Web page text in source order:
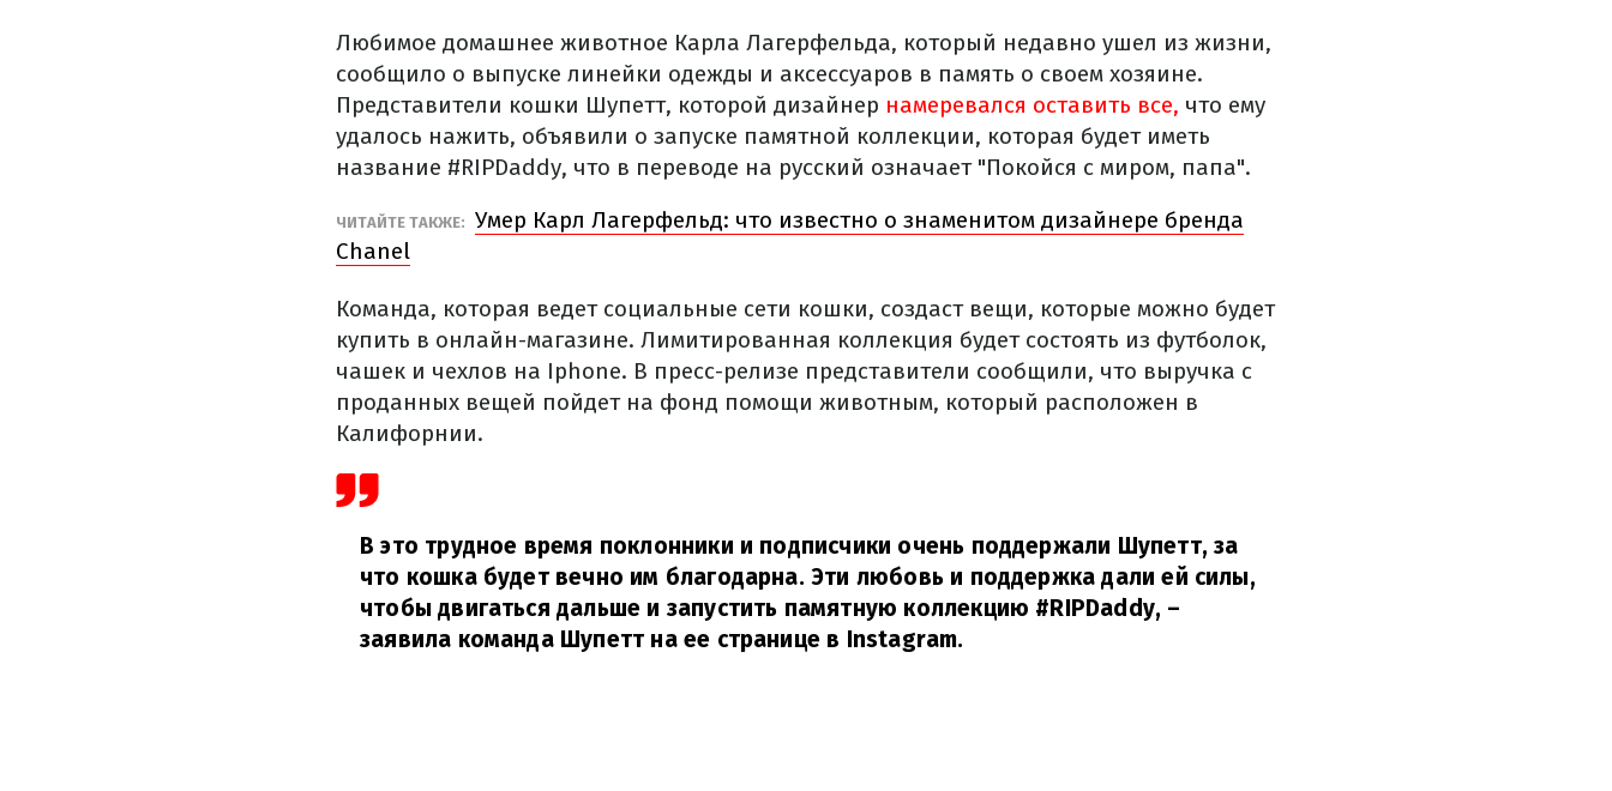
Любимое домашнее животное Карла Лагерфельда, который недавно ушел из жизни,
сообщило о выпуске линейки одежды и аксессуаров в память о своем хозяине.
Представители кошки Шупетт, которой дизайнер намеревался оставить все, что ему
удалось нажить, объявили о запуске памятной коллекции, которая будет иметь
название #RIPDaddy, что в переводе на русский означает "Покойся с миром, папа".
ЧИТАЙТЕ ТАКЖЕ: Умер Карл Лагерфельд: что известно о знаменитом дизайнере бренда
Chanel
Команда, которая ведет социальные сети кошки, создаст вещи, которые можно будет
купить в онлайн-магазине. Лимитированная коллекция будет состоять из футболок,
чашек и чехлов на Iphone. В пресс-релизе представители сообщили, что выручка с
проданных вещей пойдет на фонд помощи животным, который расположен в
Калифорнии.
В это трудное время поклонники и подписчики очень поддержали Шупетт, за
что кошка будет вечно им благодарна. Эти любовь и поддержка дали ей силы,
чтобы двигаться дальше и запустить памятную коллекцию #RIPDaddy, –
заявила команда Шупетт на ее странице в Instagram.